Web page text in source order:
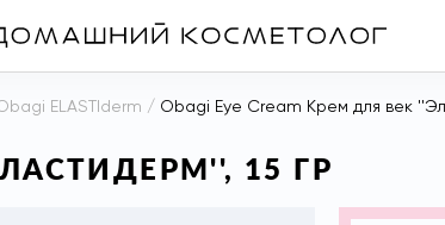
ELASTIderm / Obagi Eye Cream Крем для век
15 ГР